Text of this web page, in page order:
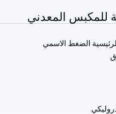
للمكبس المعدني
الضغط الاسمي